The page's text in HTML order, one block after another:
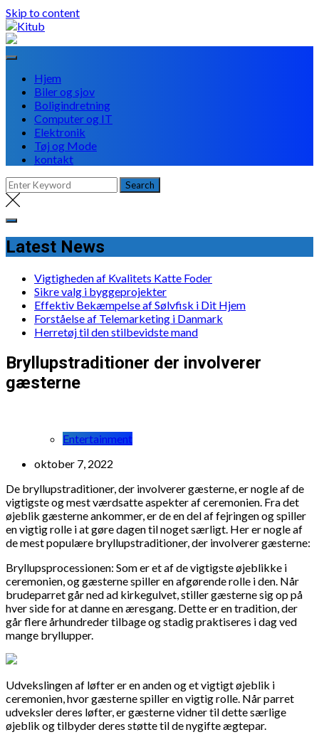
Skip to content
Hjem
Biler og sjov
Boligindretning
Computer og IT
Elektronik
Tøj og Mode
kontakt
Latest News
Vigtigheden af Kvalitets Katte Foder
Sikre valg i byggeprojekter
Effektiv Bekæmpelse af Sølvfisk i Dit Hjem
Forståelse af Telemarketing i Danmark
Herretøj til den stilbevidste mand
Bryllupstraditioner der involverer
gæsterne
Entertainment
oktober 7, 2022
De bryllupstraditioner, der involverer gæsterne, er nogle af de
vigtigste og mest værdsatte aspekter af ceremonien. Fra det
øjeblik gæsterne ankommer, er de en del af fejringen og spiller
en vigtig rolle i at gøre dagen til noget særligt. Her er nogle af
de mest populære bryllupstraditioner, der involverer gæsterne:
Bryllupsprocessionen: Som er et af de vigtigste øjeblikke i
ceremonien, og gæsterne spiller en afgørende rolle i den. Når
brudeparret går ned ad kirkegulvet, stiller gæsterne sig op på
hver side for at danne en æresgang. Dette er en tradition, der
går flere århundreder tilbage og stadig praktiseres i dag ved
mange bryllupper.
Udvekslingen af løfter er en anden og et vigtigt øjeblik i
ceremonien, hvor gæsterne spiller en vigtig rolle. Når parret
udveksler deres løfter, er gæsterne vidner til dette særlige
øjeblik og tilbyder deres støtte til de nygifte ægtepar.